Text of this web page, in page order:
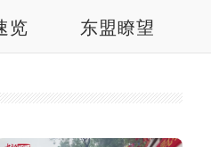
览 东盟瞭望